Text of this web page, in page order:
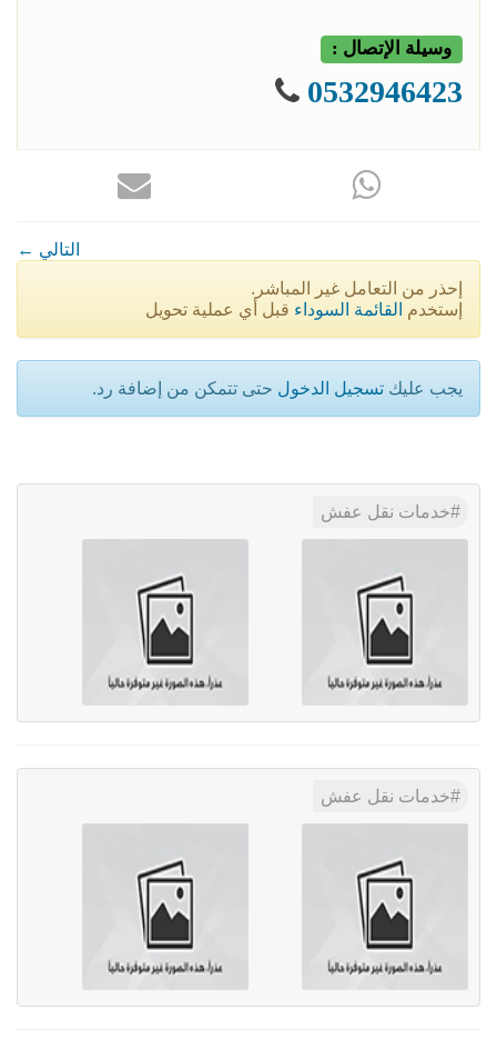
وسيلة الإتصال :
0532946423
← التالي
إحذر من التعامل غير المباشر.
إستخدم القائمة السوداء قبل أي عملية تحويل
يجب عليك تسجيل الدخول حتى تتمكن من إضافة رد.
خدمات نقل عفش
خدمات نقل عفش